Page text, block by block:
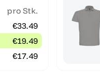
pro Stk.
€33.49
€19.49
€17.49